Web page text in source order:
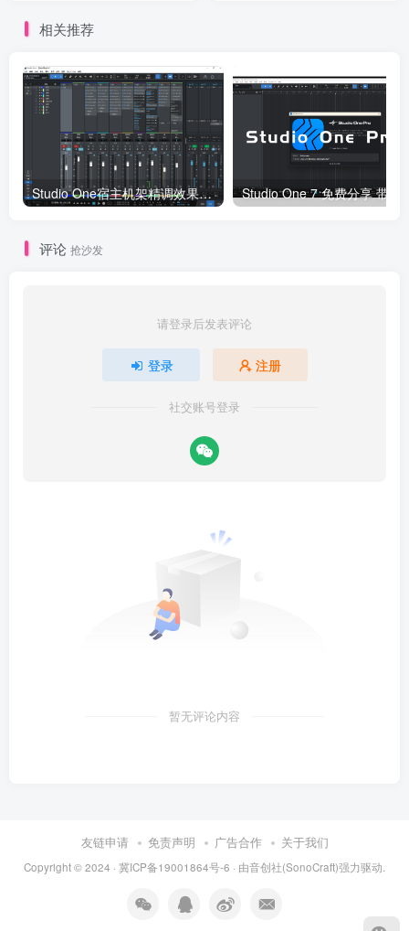
相关推荐
Studio One宿主机架精调效果-已设置RVC接入接口（包含插件包）
评论 抢沙发
请登录后发表评论
登录 注册
社交账号登录
暂无评论内容
友链申请 免责声明 广告合作 关于我们
Copyright © 2024 · 冀ICP备19001864号-6 · 由音创社(SonoCraft)强力驱动.